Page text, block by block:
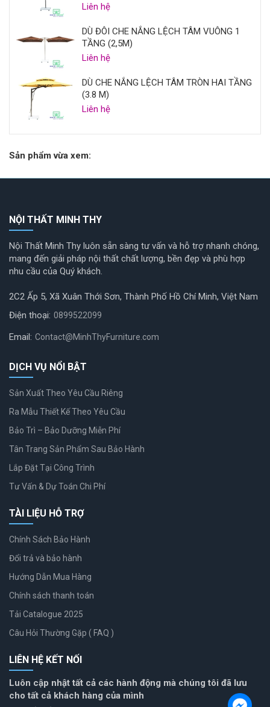
Liên hệ
DÙ ĐÔI CHE NẮNG LỆCH TÂM VUÔNG 1
TẦNG (2,5M)
Liên hệ
DÙ CHE NẮNG LỆCH TÂM TRÒN HAI TẦNG
(3.8 M)
Liên hệ
Sản phẩm vừa xem:
NỘI THẤT MINH THY
Nội Thất Minh Thy luôn sẵn sàng tư vấn và hỗ trợ nhanh chóng,
mang đến giải pháp nội thất chất lượng, bền đẹp và phù hợp
nhu cầu của Quý khách.
2C2 Ấp 5, Xã Xuân Thới Sơn, Thành Phố Hồ Chí Minh, Việt Nam
Điện thoại: 0899522099
Email: Contact@MinhThyFurniture.com
DỊCH VỤ NỔI BẬT
Sản Xuất Theo Yêu Cầu Riêng
Ra Mẫu Thiết Kế Theo Yêu Cầu
Bảo Trì – Bảo Dưỡng Miễn Phí
Tân Trang Sản Phẩm Sau Bảo Hành
Lắp Đặt Tại Công Trình
Tư Vấn & Dự Toán Chi Phí
TÀI LIỆU HỖ TRỢ
Chính Sách Bảo Hành
Đổi trả và bảo hành
Hướng Dẫn Mua Hàng
Chính sách thanh toán
Tải Catalogue 2025
Câu Hỏi Thường Gặp ( FAQ )
LIÊN HỆ KẾT NỐI
Luôn cập nhật tất cả các hành động mà chúng tôi đã lưu
cho tất cả khách hàng của mình